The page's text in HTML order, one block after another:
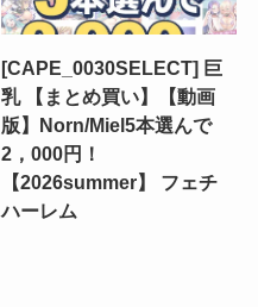
[CAPE_0030SELECT] 巨
乳 【まとめ買い】【動画
版】Norn/Miel5本選んで
2，000円！
【2026summer】 フェチ
ハーレム